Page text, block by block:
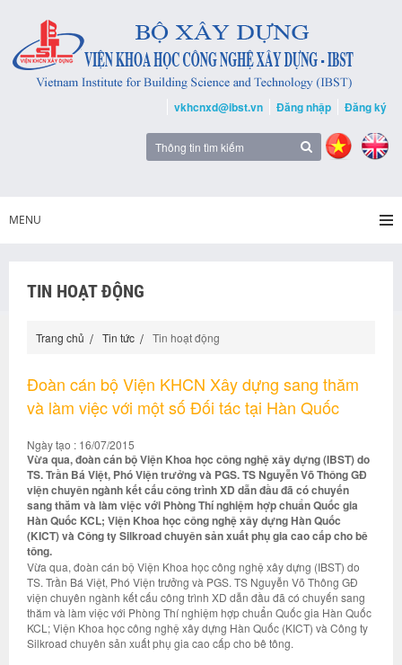
vkhcnxd@ibst.vn Đăng nhập Đăng ký
MENU
TIN HOẠT ĐỘNG
Trang chủ Tin tức Tin hoạt động
Đoàn cán bộ Viện KHCN Xây dựng sang thăm
và làm việc với một số Đối tác tại Hàn Quốc
Ngày tạo : 16/07/2015
Vừa qua, đoàn cán bộ Viện Khoa học công nghệ xây dựng (IBST) do
TS. Trần Bá Việt, Phó Viện trưởng và PGS. TS Nguyễn Võ Thông GĐ
viện chuyên ngành kết cấu công trình XD dẫn đầu đã có chuyến
sang thăm và làm việc với Phòng Thí nghiệm hợp chuẩn Quốc gia
Hàn Quốc KCL; Viện Khoa học công nghệ xây dựng Hàn Quốc
(KICT) và Công ty Silkroad chuyên sản xuất phụ gia cao cấp cho bê
tông.
Vừa qua, đoàn cán bộ Viện Khoa học công nghệ xây dựng (IBST) do
TS. Trần Bá Việt, Phó Viện trưởng và PGS. TS Nguyễn Võ Thông GĐ
viện chuyên ngành kết cấu công trình XD dẫn đầu đã có chuyến sang
thăm và làm việc với Phòng Thí nghiệm hợp chuẩn Quốc gia Hàn Quốc
KCL; Viện Khoa học công nghệ xây dựng Hàn Quốc (KICT) và Công ty
Silkroad chuyên sản xuất phụ gia cao cấp cho bê tông.